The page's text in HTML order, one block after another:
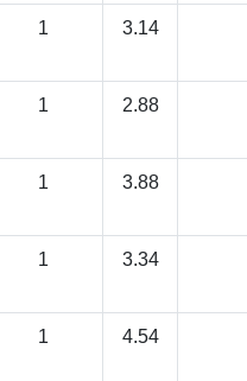
1 3.14
1 2.88
1 3.88
1 3.34
1 4.54